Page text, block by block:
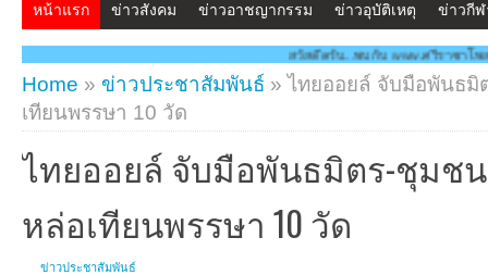
หน้าแรก ข่าวสังคม ข่าวอาชญากรรม ข่าวอุบัติเหตุ ข่าวกี
สวัสดีครับ...พบกับ www.ศรีราชาโพสต์.com โฉมใหม่!! "สร้า
Home » ข่าวประชาสัมพันธ์ »ไทยออยล์ จับมือพันธ
เทียนพรรษา 10 วัด
ไทยออยล์ จับมือพันธมิตร-ชุมช
หล่อเทียนพรรษา 10 วัด
ข่าวประชาสัมพันธ์